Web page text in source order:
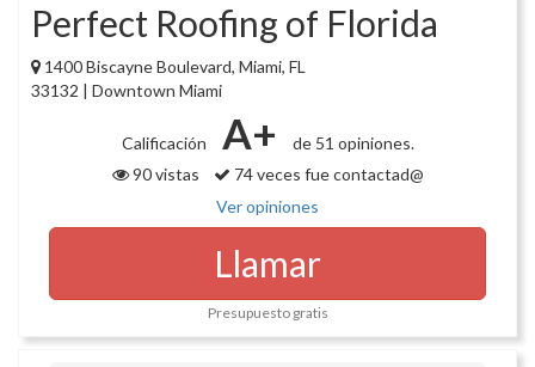
Perfect Roofing of Florida
1400 Biscayne Boulevard, Miami, FL
33132 | Downtown Miami
Calificación A+
de 51 opiniones.
90 vistas
74 veces fue contactad@
Ver opiniones
Llamar
Presupuesto gratis